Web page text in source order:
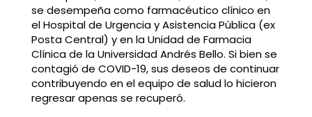
se desempeña como farmacéutico clínico en
el Hospital de Urgencia y Asistencia Pública (ex
Posta Central) y en la Unidad de Farmacia
Clínica de la Universidad Andrés Bello. Si bien se
contagió de COVID-19, sus deseos de continuar
contribuyendo en el equipo de salud lo hicieron
regresar apenas se recuperó.